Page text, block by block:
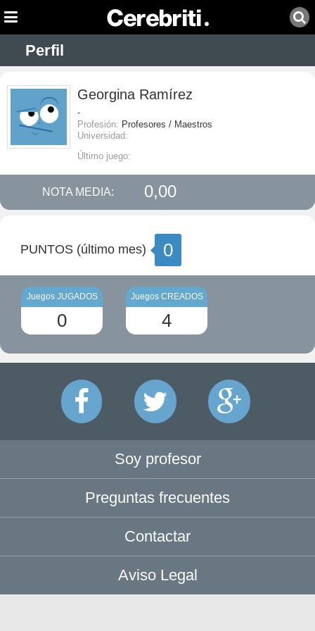
Perfil
Georgina Ramírez
-
Profesión: Profesores / Maestros
Universidad:
Último juego:
NOTA MEDIA: 0,00
PUNTOS (último mes) 0
Juegos JUGADOS
0
Juegos CREADOS
4
Soy profesor
Preguntas frecuentes
Contactar
Aviso Legal